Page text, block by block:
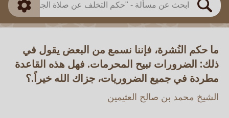
بحث
ما حكم النُشرة، فإننا نسمع من البعض يقول في
ذلك: الضرورات تبيح المحرمات. فهل هذه القاعدة
مطردة في جميع الضروريات، جزاك الله خيراً.؟
الشيخ محمد بن صالح العثيمين